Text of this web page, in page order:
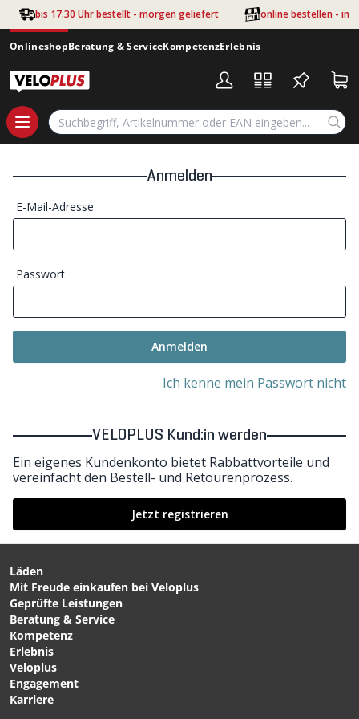
Zum Hauptinhalt springen
bis 17.30 Uhr bestellt - morgen geliefert online bestellen - im
OnlineshopBeratung & ServiceKompetenzErlebnis
Anmelden
E-Mail-Adresse
Passwort
Anmelden
Ich kenne mein Passwort nicht
VELOPLUS Kund:in werden
Ein eigenes Kundenkonto bietet Rabbattvorteile und
vereinfacht den Bestell- und Retourenprozess.
Jetzt registrieren
Läden
Mit Freude einkaufen bei Veloplus
Geprüfte Leistungen
Beratung & Service
Kompetenz
Erlebnis
Veloplus
Engagement
Karriere